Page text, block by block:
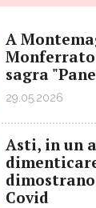
A
sagra
29.05.2026
Asti, in un
Covid